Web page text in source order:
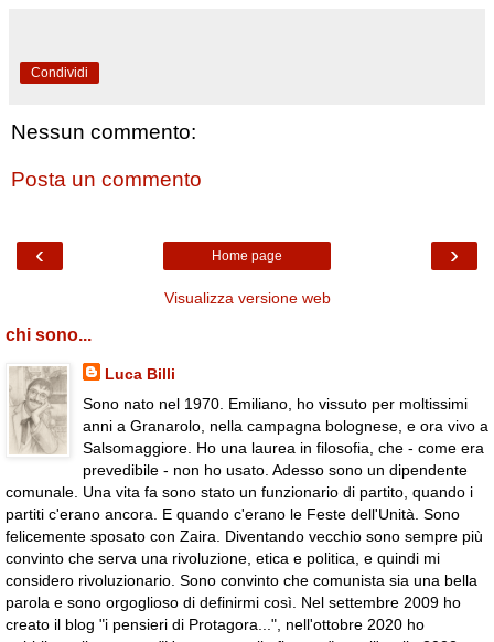
Condividi
Nessun commento:
Posta un commento
‹ ›
Home page
Visualizza versione web
chi sono...
Luca Billi
Sono nato nel 1970. Emiliano, ho vissuto per moltissimi
anni a Granarolo, nella campagna bolognese, e ora vivo a
Salsomaggiore. Ho una laurea in filosofia, che - come era
prevedibile - non ho usato. Adesso sono un dipendente
comunale. Una vita fa sono stato un funzionario di partito, quando i
partiti c'erano ancora. E quando c'erano le Feste dell'Unità. Sono
felicemente sposato con Zaira. Diventando vecchio sono sempre più
convinto che serva una rivoluzione, etica e politica, e quindi mi
considero rivoluzionario. Sono convinto che comunista sia una bella
parola e sono orgoglioso di definirmi così. Nel settembre 2009 ho
creato il blog "i pensieri di Protagora...", nell'ottobre 2020 ho